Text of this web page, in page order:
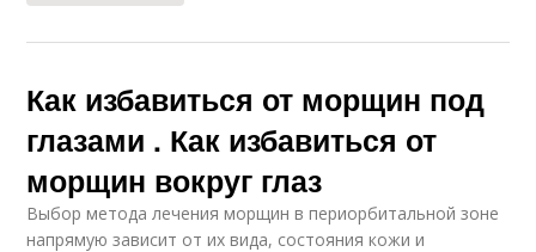
Как избавиться от морщин под
глазами . Как избавиться от
морщин вокруг глаз
Выбор метода лечения морщин в периорбитальной зоне
напрямую зависит от их вида, состояния кожи и